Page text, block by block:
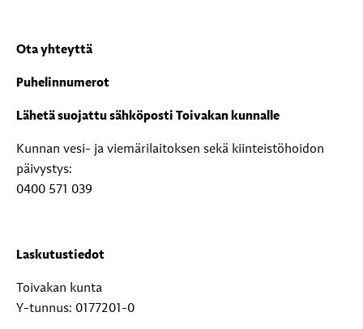
Ota yhteyttä
Puhelinnumerot
Lähetä suojattu sähköposti Toivakan kunnalle
Kunnan vesi- ja viemärilaitoksen sekä kiinteistöhoidon
päivystys:
0400 571 039
Laskutustiedot
Toivakan kunta
Y-tunnus: 0177201-0